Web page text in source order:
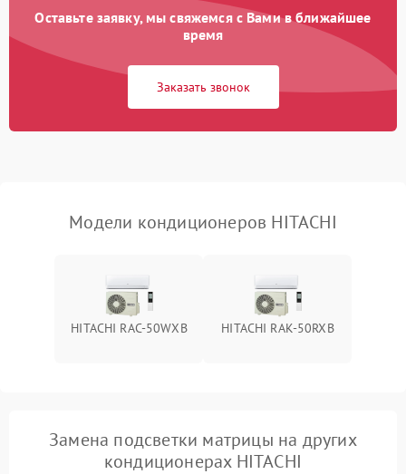
вентилятора
1500 ₽ Подробнее →
1000 ₽ Подробнее →
Оставьте заявку, мы свяжемся с Вами в ближайшее
время
Заказать звонок
Модели кондиционеров HITACHI
HITACHI RAC-50WXB HITACHI RAK-50RXB
Замена подсветки матрицы на других
кондиционерах HITACHI